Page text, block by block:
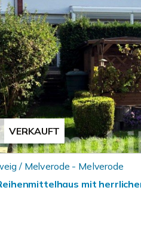
VERKAUFT
/ Melverode - Melverode
mit